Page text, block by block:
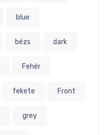
blue
bézs dark
Fehér
fekete Front
grey